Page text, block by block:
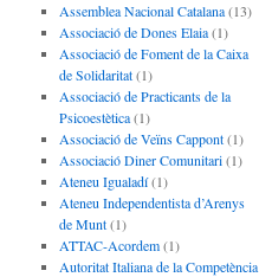
Assemblea Nacional Catalana(13)
Associació de Dones Elaia(1)
Associació de Foment de la Caixa
de Solidaritat(1)
Associació de Practicants de la
Psicoestètica(1)
Associació de Veïns Cappont(1)
Associació Diner Comunitari(1)
Ateneu Igualadí(1)
Ateneu Independentista d’Arenys
de Munt(1)
ATTAC-Acordem(1)
Autoritat Italiana de la Competència